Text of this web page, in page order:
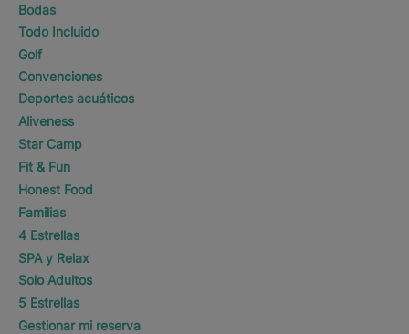
Bodas
Todo Incluido
Golf
Convenciones
Deportes acuáticos
Aliveness
Star Camp
Fit & Fun
Honest Food
Familias
4 Estrellas
SPA y Relax
Solo Adultos
5 Estrellas
Gestionar mi reserva